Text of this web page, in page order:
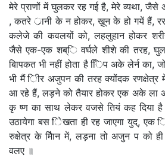
मेरे प्राणों में घुलकर रह गई है, मेरे व्यथा, जैसे
, कतरे र्ानी के न होकर, ख़ून के हो गयें हैं,
कलेजे की कवलयों को, लहलुहान होकर
जैसे एक-एक शब्ि वर्घले शीशे की तरह,
बिापकत भी नहीं होता है ििप अके लेर्न का,
भी मैं िीर अजुपन की तरह क्योंदक रणक्षेत्र
आ रहे हैं, लड़ने को तैयार होकर एक अके ला
कृ ष्ण का साथ लेकर वजसे तियं कह दिया
उठायेगा बस िेखता ही रह जाएगा युद्,
रुक्षेत्र के मैिान में, लड़ना तो अजुन प को
वलए ॥